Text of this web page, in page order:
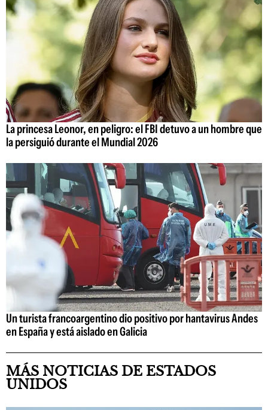
La princesa Leonor, en peligro: el FBI detuvo a un hombre que
la persiguió durante el Mundial 2026
Un turista francoargentino dio positivo por hantavirus Andes
en España y está aislado en Galicia
MÁS NOTICIAS DE ESTADOS
UNIDOS